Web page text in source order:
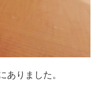
ありました。